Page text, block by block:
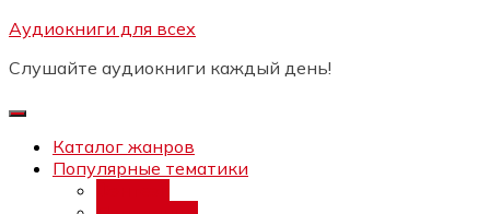
Перейти
содержимому
Аудиокниги для всех
Слушайте аудиокниги каждый день!
Каталог жанров
Популярные тематики
Бесплатный интенсив:
каналов"